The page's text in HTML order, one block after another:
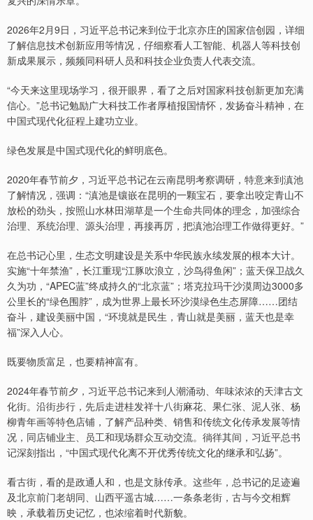
2026年2月9日，习近平总书记来到位于北京亦庄的国家信创园，详细
了解信息技术创新应用等情况，仔细察看人工智能、机器人等科技创
新成果展示，频频同科研人员和科技企业负责人代表交流。
“今天来这里现场学习，很开眼界，看了之后对国家科技创新更加充满
信心。”总书记勉励广大科技工作者厚植报国情怀，发扬奋斗精神，在
中国式现代化征程上建功立业。
绿色发展是中国式现代化的鲜明底色。
2020年春节前夕，习近平总书记在云南昆明考察调研，特意来到滇池
了解情况，强调：“滇池是镶嵌在昆明的一颗宝石，要拿出咬定青山不
放松的劲头，按照山水林田湖草是一个生命共同体的理念，加强综合
治理、系统治理、源头治理，再接再厉，把滇池治理工作做得更好。”
在总书记心里，生态文明建设是关系中华民族永续发展的根本大计。
实施“十年禁渔”，长江重现“江豚吹浪立，沙鸟得鱼闲”；蓝天保卫战久
久为功，“APEC蓝”终成持久的“北京蓝”；塔克拉玛干沙漠周边3000多
公里长的“绿色围脖”，成为世界上最长环沙漠绿色生态屏障……团结
奋斗，建设美丽中国，“环境就是民生，青山就是美丽，蓝天也是幸
福”深入人心。
既要物质富足，也要精神富有。
2024年春节前夕，习近平总书记来到人潮涌动、年味浓浓的天津古文
化街。沿街步行，先后走进桂发祥十八街麻花、果仁张、泥人张、杨
柳青年画等特色店铺，了解产品种类、销售和传统文化传承发展等情
况，同店铺业主、员工和现场群众互动交流。徜徉其间，习近平总书
记深刻指出，“中国式现代化离不开优秀传统文化的继承和弘扬”。
看古街，看的是政通人和，也是文脉传承。这些年，总书记的足迹遍
及北京前门老胡同、山西平遥古城……一条条老街，古与今交相辉
映，承载着历史记忆，也浓缩着时代新貌。